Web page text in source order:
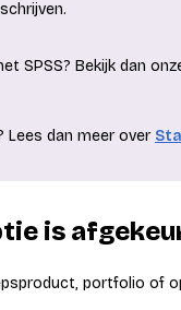
SPSS? Bekijk dan
Lees dan meer over
is
portfolio of